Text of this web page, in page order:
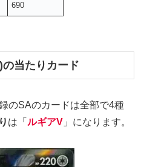
690
当たりカード
のSAのカードは全部で4種
は「 ルギアV 」になります。